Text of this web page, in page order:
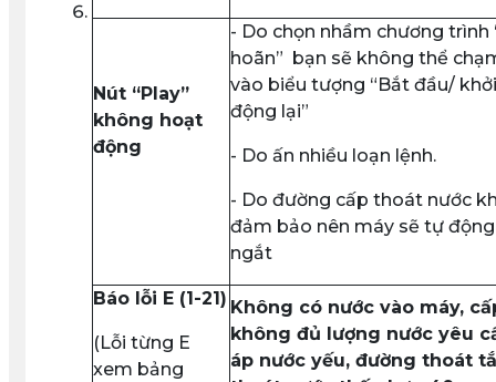
Nút “Play”
không hoạt
động
- Do chọn nhầm chương trình
hoãn”
bạn sẽ không thể
vào biểu tượng “Bắt đầu/ khởi
động lại”
- Do ấn nhiều loạn lệnh.
- Do đường cấp thoát nước
đảm bảo nên máy sẽ tự động
ngắt
Báo lỗi E (1-21)
(Lỗi từng E
xem bảng
Không có nước vào máy,
không đủ lượng nước yêu
áp nước yếu, đường thoát